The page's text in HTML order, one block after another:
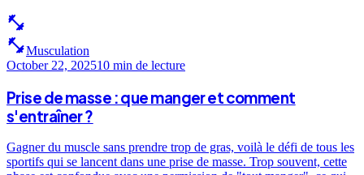
fitness_center
fitness_centerMusculation
October 22, 202510 min de lecture
Prise de masse : que manger et comment
s'entraîner ?
Gagner du muscle sans prendre trop de gras, voilà le défi de tous les
sportifs qui se lancent dans une prise de masse. Trop souvent, cette